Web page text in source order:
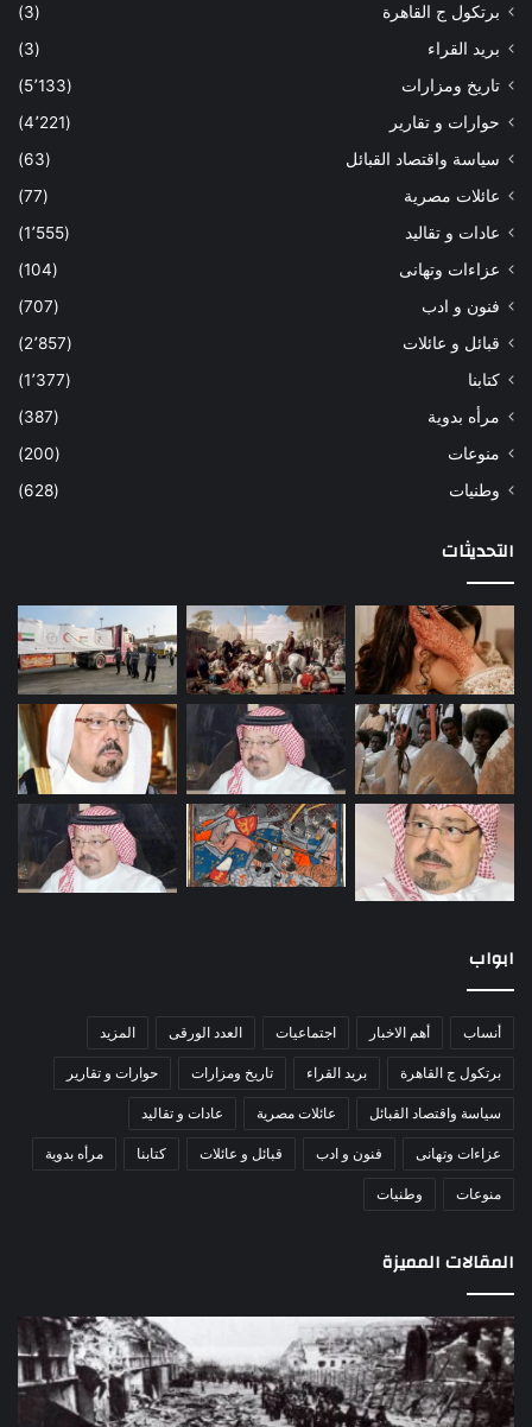
برتكول ج القاهرة
(3)
بريد القراء
(3)
تاريخ ومزارات
(5٬133)
حوارات و تقارير
(4٬221)
سياسة واقتصاد القبائل
(63)
عائلات مصرية
(77)
عادات و تقاليد
(1٬555)
عزاءات وتهانى
(104)
فنون و ادب
(707)
قبائل و عائلات
(2٬857)
كتابنا
(1٬377)
مرأه بدوية
(387)
منوعات
(200)
وطنيات
(628)
التحديثات
ابواب
أنساب أهم الاخبار اجتماعيات العدد الورقى المزيد
برتكول ج القاهرة بريد القراء تاريخ ومزارات حوارات و تقارير
سياسة واقتصاد القبائل عائلات مصرية عادات و تقاليد
عزاءات وتهانى فنون و ادب قبائل و عائلات كتابنا مرأه بدوية
منوعات وطنيات
المقالات المميزة
اللواء
دكتور
راضي
عبدالمعطي